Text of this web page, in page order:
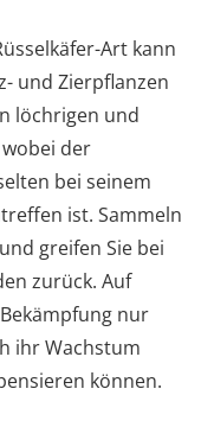
Art kann
und Zierpflanzen
löchrigen und
der
bei seinem
ist. Sammeln
greifen Sie bei
zurück. Auf
nur
ihr Wachstum
können.